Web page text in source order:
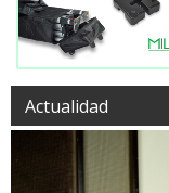
Actualidad